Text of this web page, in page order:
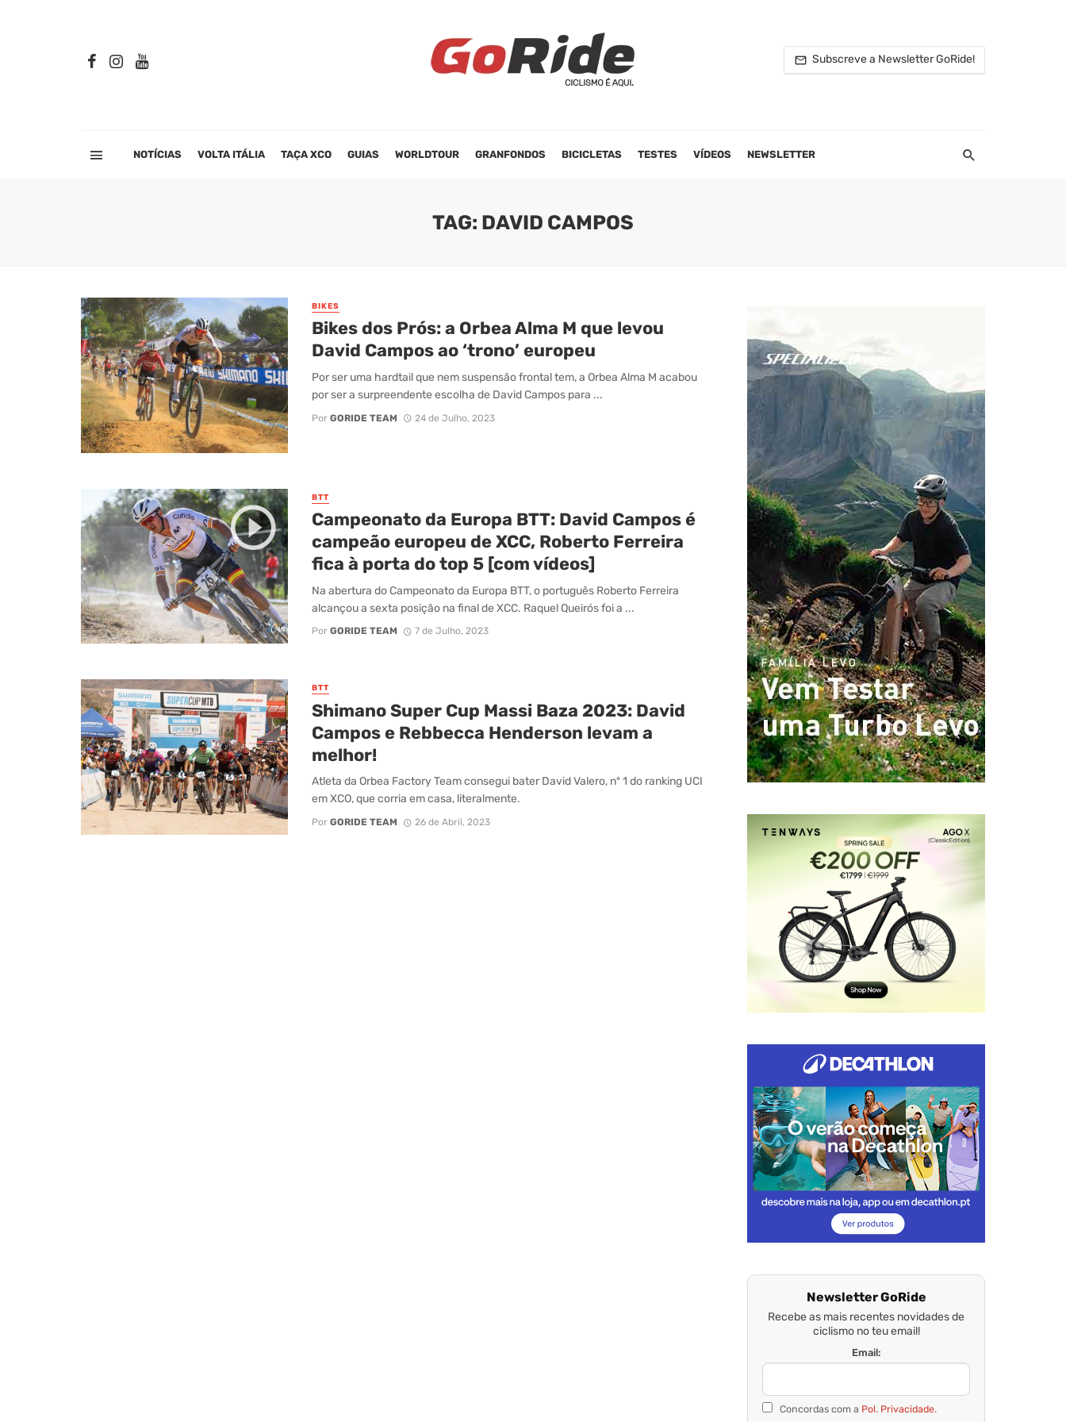
Subscreve a Newsletter GoRide!
NOTÍCIAS VOLTA ITÁLIA TAÇA XCO GUIAS WORLDTOUR GRANFONDOS BICICLETAS TESTES VÍDEOS NEWSLETTER
TAG: DAVID CAMPOS
BIKES
Bikes dos Prós: a Orbea Alma M que levou
David Campos ao ‘trono’ europeu
Por ser uma hardtail que nem suspensão frontal tem, a Orbea Alma M acabou
por ser a surpreendente escolha de David Campos para ...
Por GORIDE TEAM 24 de Julho, 2023
BTT
Campeonato da Europa BTT: David Campos é
campeão europeu de XCC, Roberto Ferreira
fica à porta do top 5 [com vídeos]
Na abertura do Campeonato da Europa BTT, o português Roberto Ferreira
alcançou a sexta posição na final de XCC. Raquel Queirós foi a ...
Por GORIDE TEAM 7 de Julho, 2023
BTT
Shimano Super Cup Massi Baza 2023: David
Campos e Rebbecca Henderson levam a
melhor!
Atleta da Orbea Factory Team consegui bater David Valero, nº 1 do ranking UCI
em XCO, que corria em casa, literalmente.
Por GORIDE TEAM 26 de Abril, 2023
Newsletter GoRide
Recebe as mais recentes novidades de
ciclismo no teu email!
Email:
Concordas com a Pol. Privacidade.